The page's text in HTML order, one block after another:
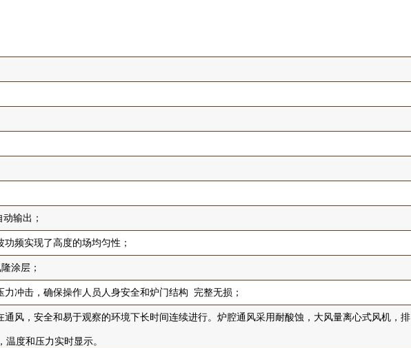
输出；
频实现了高度的场均匀性；
涂层；
冲击，确保操作人员人身安全和炉门结构 完整无损；
通风，安全和易于观察的环境下长时间连续进行。炉腔通风采用耐酸蚀，大风量离心式风机，排
度和压力实时显示。